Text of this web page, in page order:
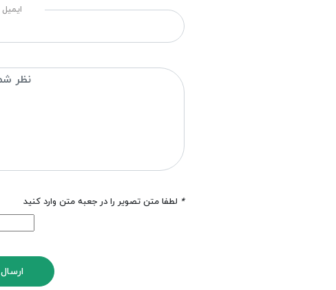
ایمیل
* لطفا متن تصویر را در جعبه متن وارد کنید
ارسال